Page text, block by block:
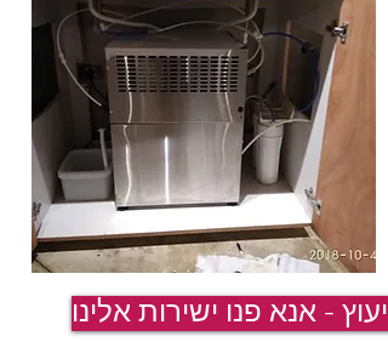
- אנא פנו ישירות אלינו